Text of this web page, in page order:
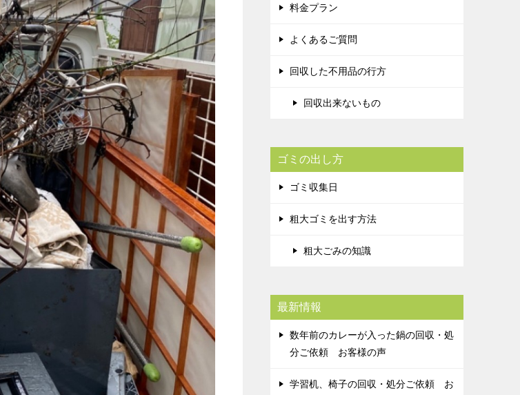
料金プラン
よくあるご質問
回収した不用品の行方
回収出来ないもの
ゴミの出し方
ゴミ収集日
粗大ゴミを出す方法
粗大ごみの知識
最新情報
数年前のカレーが入った鍋の回収・処
分ご依頼 お客様の声
学習机、椅子の回収・処分ご依頼 お